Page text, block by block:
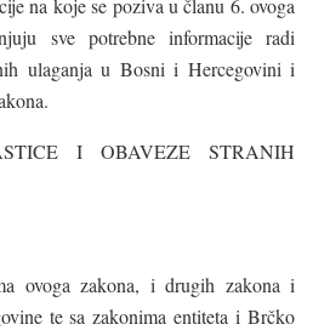
na koje se poziva u članu 6. ovoga
sve potrebne informacije radi
ulaganja u Bosni i Hercegovini i
I OBAVEZE STRANIH
ovoga zakona, i drugih zakona i
te sa zakonima entiteta i Brčko